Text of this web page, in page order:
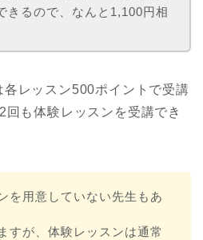
きるので、なんと1,100円相
各レッスン500ポイントで受講
も体験レッスンを受講でき
を用意していない先生もあ
すが、体験レッスンは通常